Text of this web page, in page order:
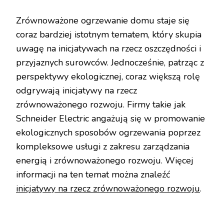
Zrównoważone ogrzewanie domu staje się
coraz bardziej istotnym tematem, który skupia
uwagę na inicjatywach na rzecz oszczędności i
przyjaznych surowców. Jednocześnie, patrząc z
perspektywy ekologicznej, coraz większą rolę
odgrywają inicjatywy na rzecz
zrównoważonego rozwoju. Firmy takie jak
Schneider Electric angażują się w promowanie
ekologicznych sposobów ogrzewania poprzez
kompleksowe usługi z zakresu zarządzania
energią i zrównoważonego rozwoju. Więcej
informacji na ten temat można znaleźć
inicjatywy na rzecz zrównoważonego rozwoju.